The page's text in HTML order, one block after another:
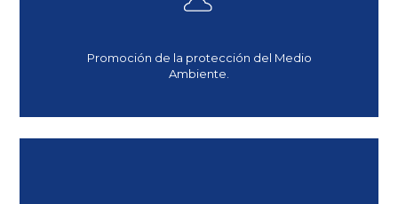
Promoción de la protección del Medio
Ambiente.